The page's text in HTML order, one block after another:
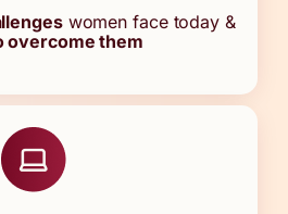
women face today &
overcome them